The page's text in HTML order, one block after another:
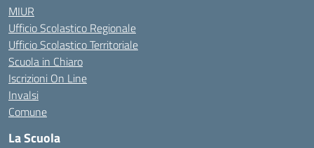
MIUR
Ufficio Scolastico Regionale
Ufficio Scolastico Territoriale
Scuola in Chiaro
Iscrizioni On Line
Invalsi
Comune
La Scuola